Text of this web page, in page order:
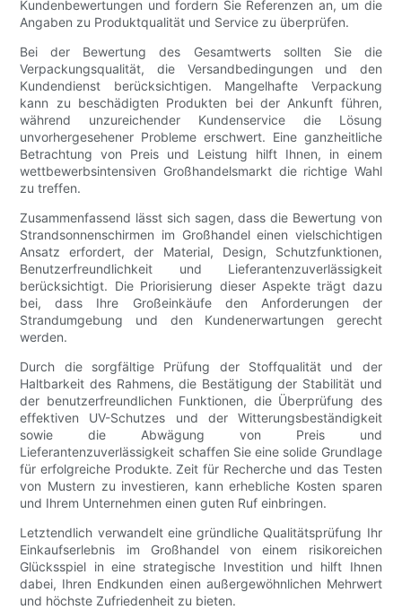
Kundenbewertungen und fordern Sie Referenzen an, um die
Angaben zu Produktqualität und Service zu überprüfen.
Bei der Bewertung des Gesamtwerts sollten Sie die
Verpackungsqualität, die Versandbedingungen und den
Kundendienst berücksichtigen. Mangelhafte Verpackung
kann zu beschädigten Produkten bei der Ankunft führen,
während unzureichender Kundenservice die Lösung
unvorhergesehener Probleme erschwert. Eine ganzheitliche
Betrachtung von Preis und Leistung hilft Ihnen, in einem
wettbewerbsintensiven Großhandelsmarkt die richtige Wahl
zu treffen.
Zusammenfassend lässt sich sagen, dass die Bewertung von
Strandsonnenschirmen im Großhandel einen vielschichtigen
Ansatz erfordert, der Material, Design, Schutzfunktionen,
Benutzerfreundlichkeit und Lieferantenzuverlässigkeit
berücksichtigt. Die Priorisierung dieser Aspekte trägt dazu
bei, dass Ihre Großeinkäufe den Anforderungen der
Strandumgebung und den Kundenerwartungen gerecht
werden.
Durch die sorgfältige Prüfung der Stoffqualität und der
Haltbarkeit des Rahmens, die Bestätigung der Stabilität und
der benutzerfreundlichen Funktionen, die Überprüfung des
effektiven UV-Schutzes und der Witterungsbeständigkeit
sowie die Abwägung von Preis und
Lieferantenzuverlässigkeit schaffen Sie eine solide Grundlage
für erfolgreiche Produkte. Zeit für Recherche und das Testen
von Mustern zu investieren, kann erhebliche Kosten sparen
und Ihrem Unternehmen einen guten Ruf einbringen.
Letztendlich verwandelt eine gründliche Qualitätsprüfung Ihr
Einkaufserlebnis im Großhandel von einem risikoreichen
Glücksspiel in eine strategische Investition und hilft Ihnen
dabei, Ihren Endkunden einen außergewöhnlichen Mehrwert
und höchste Zufriedenheit zu bieten.